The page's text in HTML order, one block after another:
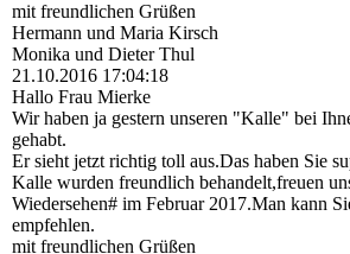
mit freundlichen Grüßen
Hermann und Maria Kirsch
Monika und Dieter Thul
21.10.2016 17:04:18
Hallo Frau Mierke
Wir haben ja gestern unseren "Kalle" bei
gehabt.
Er sieht jetzt richtig toll aus.Das haben Sie
Kalle wurden freundlich behandelt,freuen
Wiedersehen# im Februar 2017.Man kann
empfehlen.
mit freundlichen Grüßen